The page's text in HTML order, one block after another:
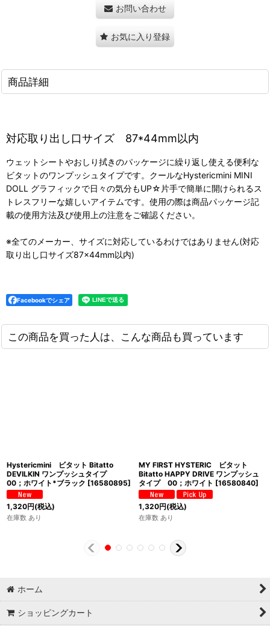
お問い合わせ
お気に入り登録
商品詳細
対応取り出し口サイズ 87*44mm以内
ウェットシートやおしり拭きのパッケージに繰り返し使える便利な
ビタットのワンプッシュタイプです。クールなHystericmini MINI
DOLL グラフィックで日々の気分もUP☆片手で簡単に開けられるス
トレスフリーな嬉しいアイテムです。使用の際は商品パッケージ記
載の使用方法及び使用上の注意をご確認ください。
※全てのメーカー、サイズに対応しているわけではありません(対応
取り出し口サイズ87×44mm以内)
Facebookでシェア
この商品を買った人は、こんな商品も買っています
Hystericmini ビタット Bitatto
DEVILKIN ワンプッシュタイプ
00；ホワイト*ブラック [16580895]
1,320円(税込)
在庫数 あり
MY FIRST HYSTERIC ビタット
Bitatto HAPPY DRIVE ワンプッシュ
タイプ 00；ホワイト [16580840]
1,320円(税込)
在庫数 あり
ホーム
ショッピングカート